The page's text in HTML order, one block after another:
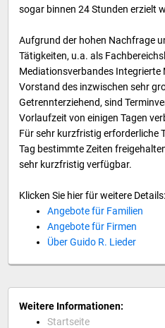
sogar binnen 24 Stunden erzielt
Aufgrund der hohen Nachfrage
Tätigkeiten, u.a. als
Mediationsverbandes Integrierte
Vorstand des inzwischen sehr
Getrennterziehend, sind
Vorlaufzeit von einigen Tagen
Für sehr kurzfristig erforderliche
Tag bestimmte Zeiten
sehr kurzfristig verfügbar.
Klicken Sie hier für weitere Details:
Angebote für Familien
Angebote für Firmen
Über Guido R. Lieder
Weitere Informationen:
Startseite